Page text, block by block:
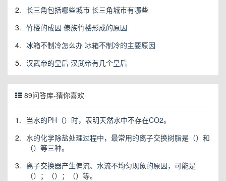
2. 长三角包括哪些城市 长三角城市有哪些
3. 竹楼的成因 傣族竹楼形成的原因
4. 冰箱不制冷怎么办 冰箱不制冷的主要原因
5. 汉武帝的皇后 汉武帝有几个皇后
89问答库-猜你喜欢
1.
当水的PH（）时，表明天然水中不存在CO2。
2. 水的化学除盐处理过程中，最常用的离子交换树脂是（）和
（）等三种。
3. 离子交换器产生偏流、水流不均匀现象的原因，可能是
（）；（）；（）等。